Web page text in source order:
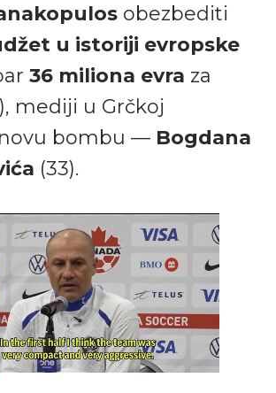
obezbediti
u istoriji evropske
36 miliona evra za
mediji u Grčkoj
bombu — Bogdana
(33).